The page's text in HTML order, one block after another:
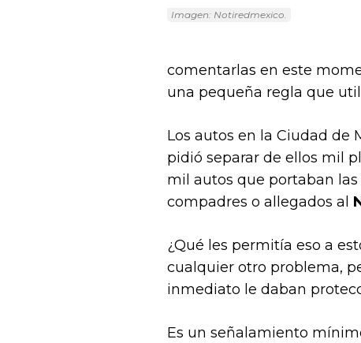
Imagen: Notiredmexico.
comentarlas en este
una pequeña regla que
Los autos en la Ciudad de
pidió separar de ellos mil
mil autos que portaban las
compadres o allegados al
¿Qué les permitía eso a
cualquier otro problema,
inmediato le daban
Es un señalamiento